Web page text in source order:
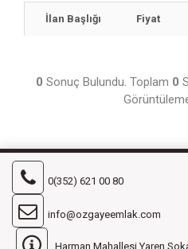
İlan Başlığı Fiyat
0 Sonuç Bulundu. Toplam 0
0(352) 621 00 80
info@ozgayeemlak.com
Harman Mahallesi Yaren